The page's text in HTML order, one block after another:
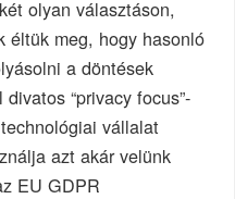
olyan választáson,
éltük meg, hogy hasonló
a döntések
“privacy focus”-
vállalat
azt akár velünk
EU GDPR